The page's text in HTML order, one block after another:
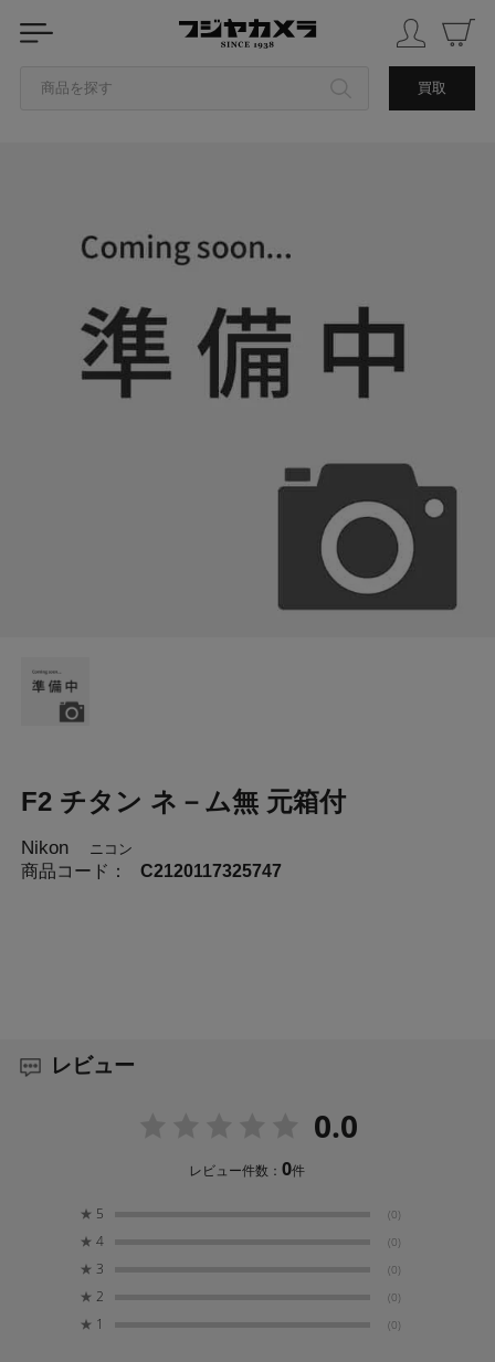
商品を探す 買取
F2 チタン ネ－ム無 元箱付
Nikon ニコン
商品コード： C2120117325747
レビュー
0.0
レビュー件数：0件
★ 5 (0)
★ 4 (0)
★ 3 (0)
★ 2 (0)
★ 1 (0)